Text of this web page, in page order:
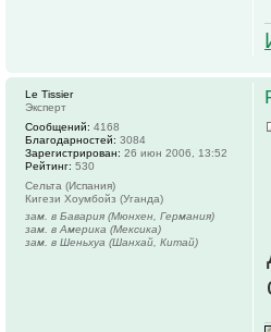
Le Tissier
Эксперт
Сообщений: 4168
Благодарностей: 3084
Зарегистрирован: 26 июн 2006, 13:52
Рейтинг: 530
Сельта (Испания)
Кигези Хоумбойз (Уганда)
зам. в Бавария (Мюнхен, Германия)
зам. в Америка (Мексика)
зам. в Шеньхуа (Шанхай, Китай)